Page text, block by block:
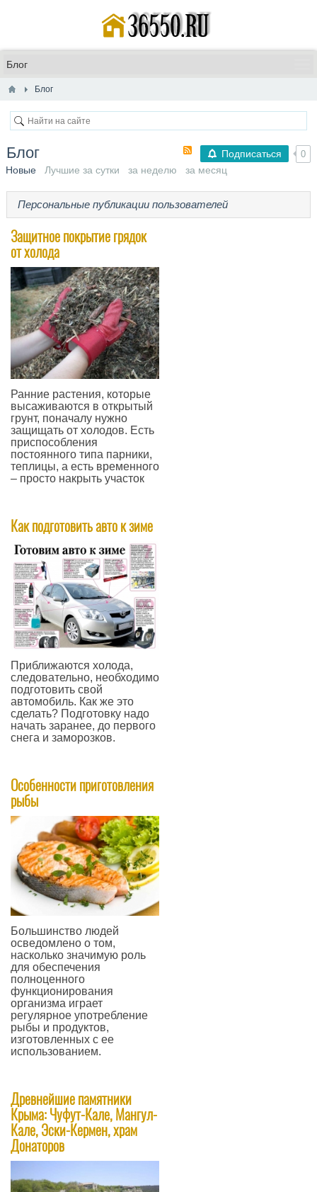
Блог
Подписаться 0
Блог
Новые Лучшие за сутки за неделю за месяц
Персональные публикации пользователей
Защитное покрытие грядок
от холода
Ранние растения, которые
высаживаются в открытый
грунт, поначалу нужно
защищать от холодов. Есть
приспособления
постоянного типа парники,
теплицы, а есть временного
– просто накрыть участок
Как подготовить авто к зиме
Приближаются холода,
следовательно, необходимо
подготовить свой
автомобиль. Как же это
сделать? Подготовку надо
начать заранее, до первого
снега и заморозков.
Особенности приготовления
рыбы
Большинство людей
осведомлено о том,
насколько значимую роль
для обеспечения
полноценного
функционирования
организма играет
регулярное употребление
рыбы и продуктов,
изготовленных с ее
использованием.
Древнейшие памятники
Крыма: Чуфут-Кале, Мангул-
Кале, Эски-Кермен, храм
Донаторов